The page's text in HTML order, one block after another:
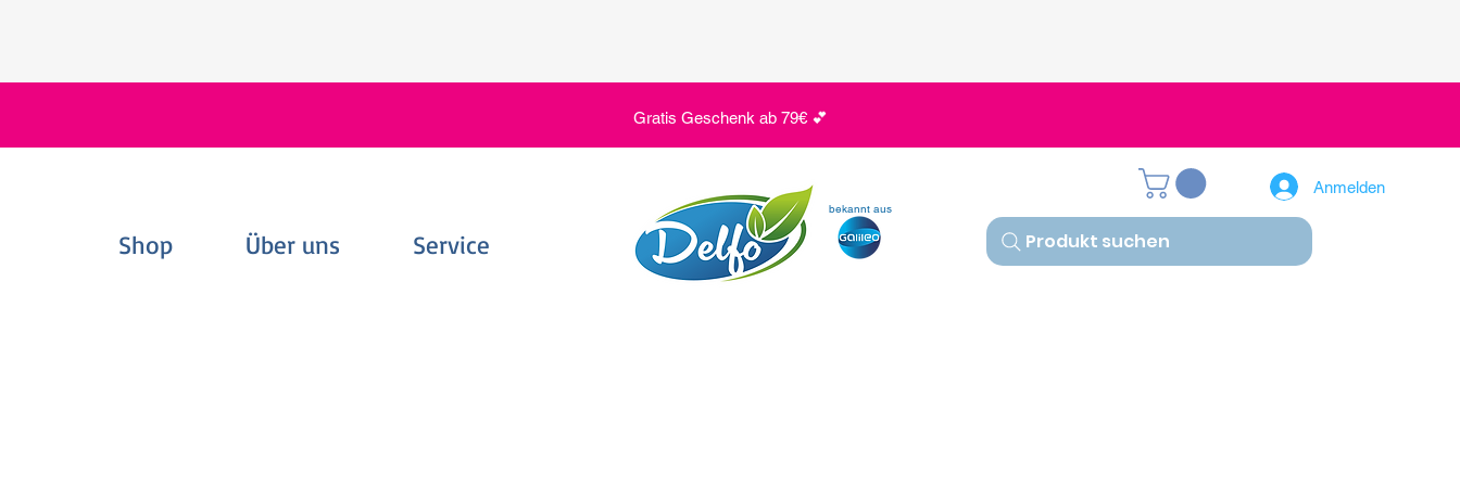
Gratis Geschenk ab 79€ 💕
Shop Über uns Service
bekannt aus
Produkt suchen
Anmelden